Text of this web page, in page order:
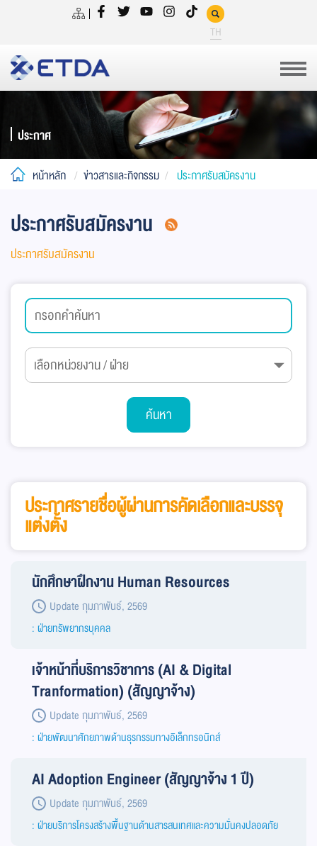
TH
ประกาศ
หน้าหลัก ข่าวสารและกิจกรรม ประกาศรับสมัครงาน
ประกาศรับสมัครงาน
ประกาศรับสมัครงาน
ค้นหา
ประกาศรายชื่อผู้ผ่านการคัดเลือกและบรรจุ
แต่งตั้ง
นักศึกษาฝึกงาน Human Resources
Update กุมภาพันธ์, 2569
: ฝ่ายทรัพยากรบุคคล
เจ้าหน้าที่บริการวิชาการ (AI & Digital
Tranformation) (สัญญาจ้าง)
Update กุมภาพันธ์, 2569
: ฝ่ายพัฒนาศักยภาพด้านธุรกรรมทางอิเล็กทรอนิกส์
AI Adoption Engineer (สัญญาจ้าง 1 ปี)
Update กุมภาพันธ์, 2569
: ฝ่ายบริการโครงสร้างพื้นฐานด้านสารสนเทศและความมั่นคงปลอดภัย